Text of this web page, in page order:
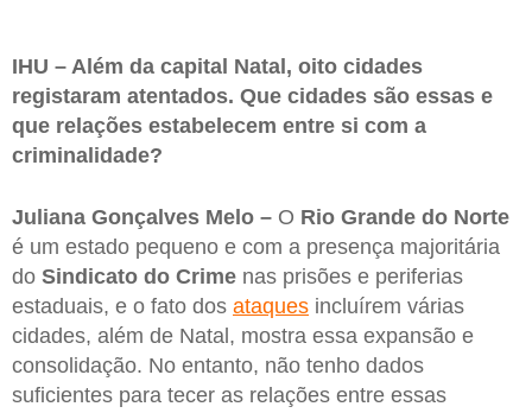
IHU – Além da capital Natal, oito cidades
registaram atentados. Que cidades são essas e
que relações estabelecem entre si com a
criminalidade?
Juliana Gonçalves Melo – O Rio Grande do Norte
é um estado pequeno e com a presença majoritária
do Sindicato do Crime nas prisões e periferias
estaduais, e o fato dos ataques incluírem várias
cidades, além de Natal, mostra essa expansão e
consolidação. No entanto, não tenho dados
suficientes para tecer as relações entre essas